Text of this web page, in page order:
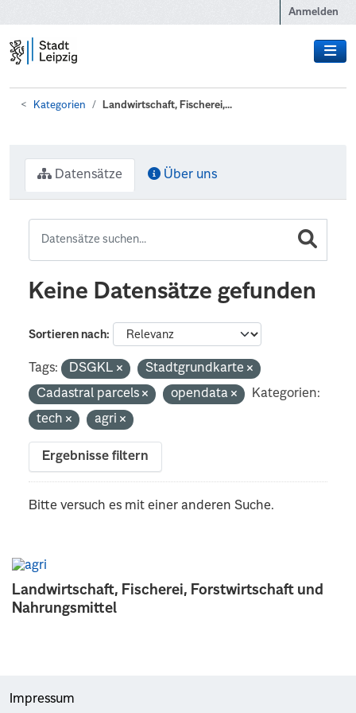
Anmelden
Kategorien Landwirtschaft, Fischerei,...
Landwirtschaft, Fischerei, Forstwirtschaft und
Nahrungsmittel
Datensätze Über uns
Keine Datensätze gefunden
Sortieren nach
Tags: DSGKL
Stadtgrundkarte
Cadastral parcels
opendata
Kategorien:
tech
agri
Ergebnisse filtern
Bitte versuch es mit einer anderen Suche.
Impressum